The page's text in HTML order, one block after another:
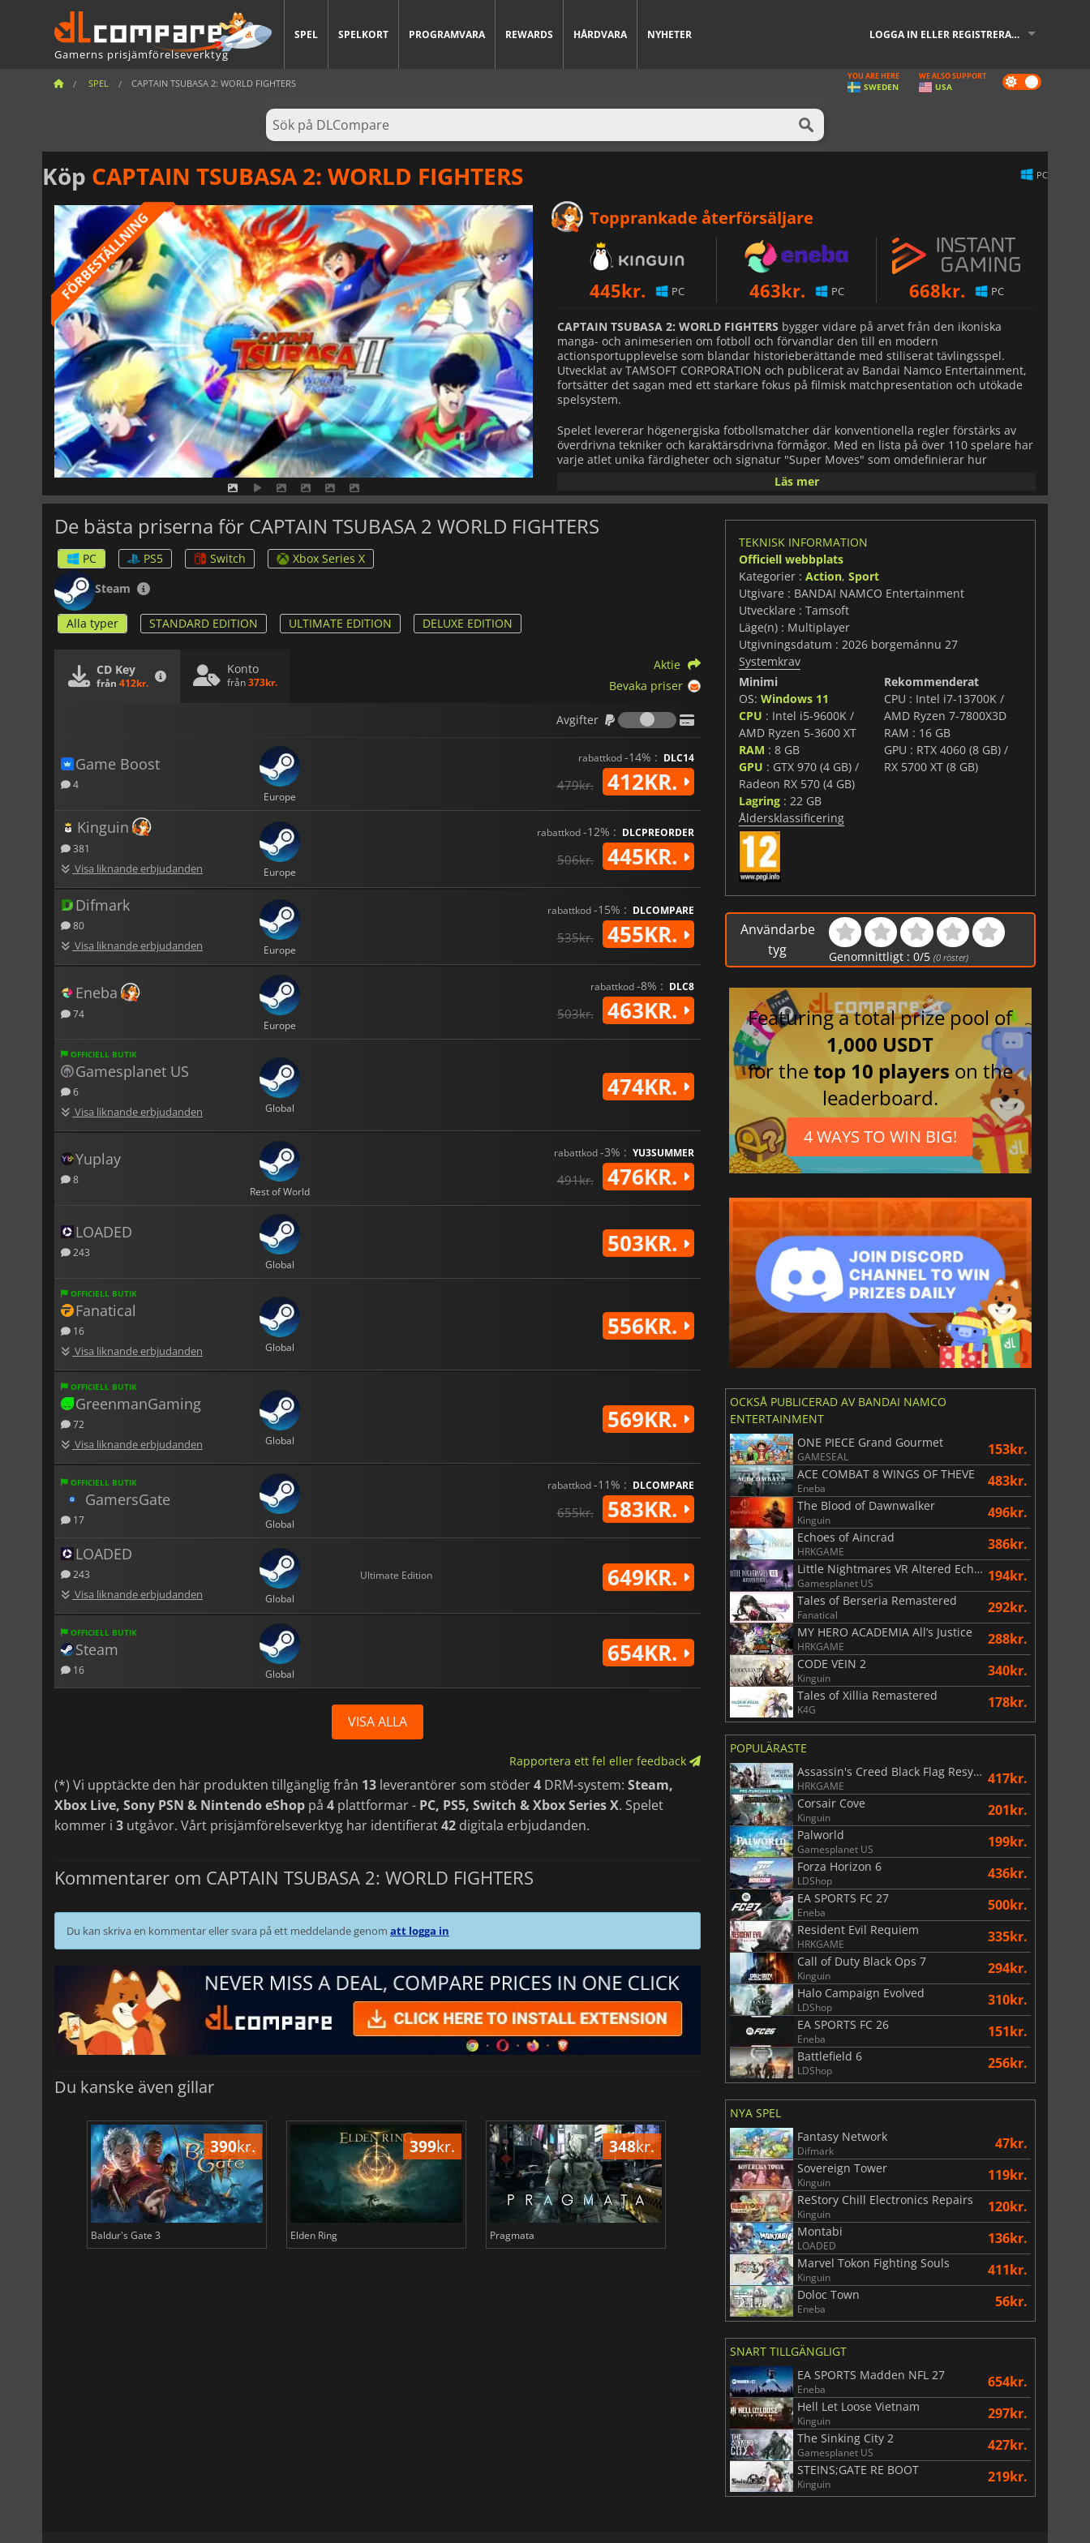
Gamerns prisjämförelseverktyg
SPEL SPELKORT PROGRAMVARA REWARDS HÅRDVARA NYHETER LOGGA IN ELLER REGISTRERA DIG
SPEL CAPTAIN TSUBASA 2: WORLD FIGHTERS Dark
mode
YOU ARE HERE
SWEDEN
WE ALSO SUPPORT
USA
Köp CAPTAIN TSUBASA 2: WORLD FIGHTERS PC
Topprankade återförsäljare
445kr. PC 463kr. PC 668kr. PC
CAPTAIN TSUBASA 2: WORLD FIGHTERS bygger vidare på arvet från den ikoniska
manga- och animeserien om fotboll och förvandlar den till en modern
actionsportupplevelse som blandar historieberättande med stiliserat tävlingsspel.
Utvecklat av TAMSOFT CORPORATION och publicerat av Bandai Namco Entertainment,
fortsätter det sagan med ett starkare fokus på filmisk matchpresentation och utökade
spelsystem.
Spelet levererar högenergiska fotbollsmatcher där konventionella regler förstärks av
överdrivna tekniker och karaktärsdrivna förmågor. Med en lista på över 110 spelare har
varje atlet unika färdigheter och signatur "Super Moves" som omdefinierar hur
passningar, tacklingar, skott och räddningar utvecklas under spelet. Varje match blir en
sekvens av dramatiska konfrontationer snarare än en traditionell sportsimulering.
Spelvärlden spänner över 22 landslag och introducerar ett brett utbud av narrativa
scenarier inspirerade av World Youth Arc. Berättelsens utveckling stöds av animerade
mellansekvenser och matchhändelser som betonar rivalitet, momentumskiftningar och
känslomässiga insatser, vilket förstärker seriens dramatiska ton.
Vid sidan av huvudberättelsen kan spelarna delta i "NEW STARS ROUTE", ett
anpassningsbart karriärläge där de skapar en personlig idrottare och stiger i graderna
inom internationell fotboll. Detta läge möjliggör alternativa utvecklingsvägar och
erbjuder omspelbarhet och spelardrivet berättande inom samma universum.
Med uppgraderad mekanik, utökat taktiskt djup och en mer uttrycksfull
presentationsstil siktar CAPTAIN TSUBASA 2: WORLD FIGHTERSpå att driva franchisen
framåt samtidigt som den bevarar den karaktäristiska blandningen av sportintensitet
och anime-inspirerat spektakel.
Läs mer
De bästa priserna för CAPTAIN TSUBASA 2 WORLD FIGHTERS
PC PS5 Switch
Xbox Series X
Steam
Alla typer STANDARD EDITION ULTIMATE EDITION DELUXE EDITION
CD Key
från 412kr.
Konto
från373kr.
Aktie
Bevaka priser
Avgifter
Avgifter
Game Boost
4
Europe
rabattkod-14% : DLC14
479kr. 412KR.
Kinguin
381
Visa liknande erbjudanden Europe
rabattkod-12% : DLCPREORDER
506kr. 445KR.
Difmark
80
Visa liknande erbjudanden Europe
rabattkod-15% : DLCOMPARE
535kr. 455KR.
Eneba
74
Europe
rabattkod-8% : DLC8
503kr. 463KR.
OFFICIELL BUTIK
Gamesplanet US
6
Visa liknande erbjudanden Global
474KR.
Yuplay
8
Rest of World
rabattkod-3% : YU3SUMMER
491kr. 476KR.
LOADED
243
Global
503KR.
OFFICIELL BUTIK
Fanatical
16
Visa liknande erbjudanden Global
556KR.
OFFICIELL BUTIK
GreenmanGaming
72
Visa liknande erbjudanden Global
569KR.
OFFICIELL BUTIK
GamersGate
17 Global
rabattkod-11% : DLCOMPARE
655kr. 583KR.
LOADED
243
Visa liknande erbjudanden Global
Ultimate Edition 649KR.
OFFICIELL BUTIK
Steam
16 Global
654KR.
VISA ALLA
Rapportera ett fel eller feedback
(*) Vi upptäckte den här produkten tillgänglig från 13 leverantörer som stöder4 DRM-system: Steam,
Xbox Live, Sony PSN & Nintendo eShop på 4 plattformar - PC, PS5, Switch & Xbox Series X. Spelet
kommer i 3 utgåvor. Vårt prisjämförelseverktyg har identifierat42 digitala erbjudanden.
Kommentarer om CAPTAIN TSUBASA 2: WORLD FIGHTERS
Du kan skriva en kommentar eller svara på ett meddelande genom att logga in
Du kanske även gillar
390kr.
Baldur's Gate 3
399kr.
Elden Ring
348kr.
Pragmata
74kr.
Total War WARHAMMER 3
175
TEKNISK INFORMATION
Officiell webbplats
Kategorier : Action, Sport
Utgivare : BANDAI NAMCO Entertainment
Utvecklare : Tamsoft
Läge(n) : Multiplayer
Utgivningsdatum : 2026 borgemánnu 27
Systemkrav
Minimi
OS: Windows 11
CPU : Intel i5-9600K /
AMD Ryzen 5-3600 XT
RAM : 8 GB
GPU : GTX 970 (4 GB) /
Radeon RX 570 (4 GB)
Lagring: 22 GB
Rekommenderat
CPU : Intel i7-13700K /
AMD Ryzen 7-7800X3D
RAM : 16 GB
GPU : RTX 4060 (8 GB) /
RX 5700 XT (8 GB)
Åldersklassificering
Användarbe
tyg
Genomnittligt :0/5 (0 röster)
Featuring a total prize pool of
1,000 USDT
for thetop 10 players on the
leaderboard.
4 WAYS TO WIN BIG!
OCKSÅ PUBLICERAD AV BANDAI NAMCO
ENTERTAINMENT
ONE PIECE Grand Gourmet
GAMESEAL 153kr.
ACE COMBAT 8 WINGS OF THEVE
Eneba 483kr.
The Blood of Dawnwalker
Kinguin 496kr.
Echoes of Aincrad
HRKGAME 386kr.
Little Nightmares VR Altered Echoes
Gamesplanet US 194kr.
Tales of Berseria Remastered
Fanatical 292kr.
MY HERO ACADEMIA All’s Justice
HRKGAME 288kr.
CODE VEIN 2
Kinguin 340kr.
Tales of Xillia Remastered
K4G 178kr.
POPULÄRASTE
Assassin's Creed Black Flag Resynced
HRKGAME 417kr.
Corsair Cove
Kinguin 201kr.
Palworld
Gamesplanet US 199kr.
Forza Horizon 6
LDShop 436kr.
EA SPORTS FC 27
Eneba 500kr.
Resident Evil Requiem
HRKGAME 335kr.
Call of Duty Black Ops 7
Kinguin 294kr.
Halo Campaign Evolved
LDShop 310kr.
EA SPORTS FC 26
Eneba 151kr.
Battlefield 6
LDShop 256kr.
NYA SPEL
Fantasy Network
Difmark 47kr.
Sovereign Tower
Kinguin 119kr.
ReStory Chill Electronics Repairs
Kinguin 120kr.
Montabi
LOADED 136kr.
Marvel Tokon Fighting Souls
Kinguin 411kr.
Doloc Town
Eneba 56kr.
SNART TILLGÄNGLIGT
EA SPORTS Madden NFL 27
Eneba 654kr.
Hell Let Loose Vietnam
Kinguin 297kr.
The Sinking City 2
Gamesplanet US 427kr.
STEINS;GATE RE BOOT
Kinguin 219kr.